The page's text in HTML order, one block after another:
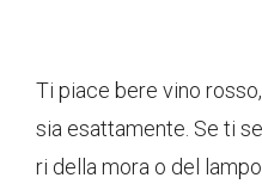
Ti piace bere vino
sia esattamente. Se ti
ri della mora o del